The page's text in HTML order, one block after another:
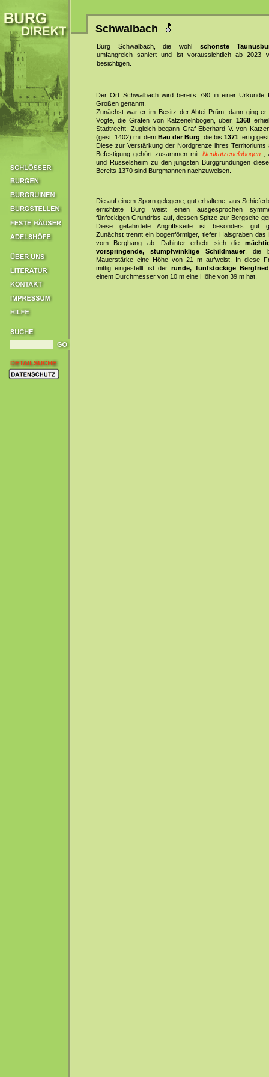
Schwalbach
Burg Schwalbach, die wohl schönste
umfangreich saniert und ist voraussichtlich ab 2023
besichtigen.
Der Ort Schwalbach wird bereits 790 in einer Urkunde
Großen genannt.
Zunächst war er im Besitz der Abtei Prüm, dann ging er
Vögte, die Grafen von Katzenelnbogen, über.1368
Stadtrecht. Zugleich begann Graf Eberhard V. von
(gest. 1402) mit dem Bau der Burg , die bis 1371 fertig
Diese zur Verstärkung der Nordgrenze ihres Territoriums
Befestigung gehört zusammen mit Neukatzenelnbogen,
und Rüsselsheim zu den jüngsten Burggründungen
Bereits 1370 sind Burgmannen nachzuweisen.
Die auf einem Sporn gelegene, gut erhaltene, aus
errichtete Burg weist einen ausgesprochen
fünfeckigen Grundriss auf, dessen Spitze zur Bergseite
Diese gefährdete Angriffsseite ist besonders gut
Zunächst trennt ein bogenförmiger, tiefer Halsgraben das
vom Berghang ab. Dahinter erhebt sich die
vorspringende, stumpfwinklige Schildmauer , die
Mauerstärke eine Höhe von 21 m aufweist. In diese
mittig eingestellt ist derrunde, fünfstöckige Bergfried
einem Durchmesser von 10 m eine Höhe von 39 m hat.